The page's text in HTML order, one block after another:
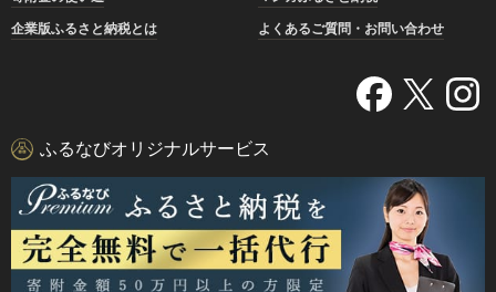
企業版ふるさと納税とは
よくあるご質問・お問い合わせ
ふるなびオリジナルサービス